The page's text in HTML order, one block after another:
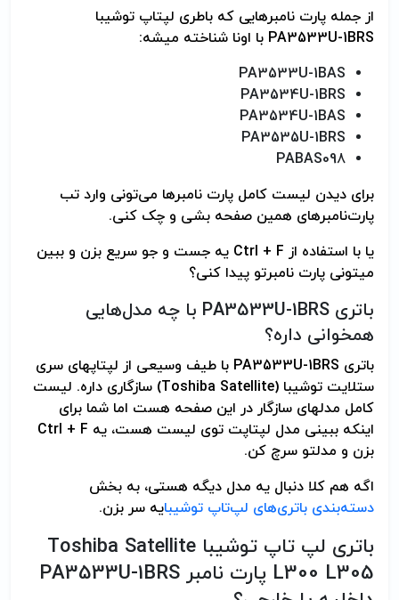
از جمله پارت نامبرهایی که باطری لپتاپ توشیبا
PA3533U-1BRS با اونا شناخته میشه:
PA3533U-1BAS
PA3534U-1BRS
PA3534U-1BAS
PA3535U-1BRS
PABAS098
برای دیدن لیست کامل پارت نامبرها می‌تونی وارد تب
پارت‌نامبرهای همین صفحه بشی و چک کنی.
یا با استفاده از Ctrl + F یه جست و جو سریع بزن و ببین
میتونی پارت نامبرتو پیدا کنی؟
باتری PA3533U-1BRS با چه مدل‌هایی
همخوانی داره؟
باتری PA3533U-1BRS با طیف وسیعی از لپتاپهای سری
ستلایت توشیبا (Toshiba Satellite) سازگاری داره. لیست
کامل مدلهای سازگار در این صفحه هست اما شما برای
اینکه ببینی مدل لپتاپت توی لیست هست، یه Ctrl + F
بزن و مدلتو سرچ کن.
اگه هم کلا دنبال یه مدل دیگه هستی، به بخش
دسته‌بندی باتری‌های لپ‌تاپ توشیبایه سر بزن.
باتری لپ تاپ توشیبا Toshiba Satellite
L300 L305 پارت نامبر PA3533U-1BRS